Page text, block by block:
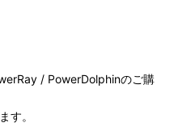
/ PowerDolphinのご購
す。